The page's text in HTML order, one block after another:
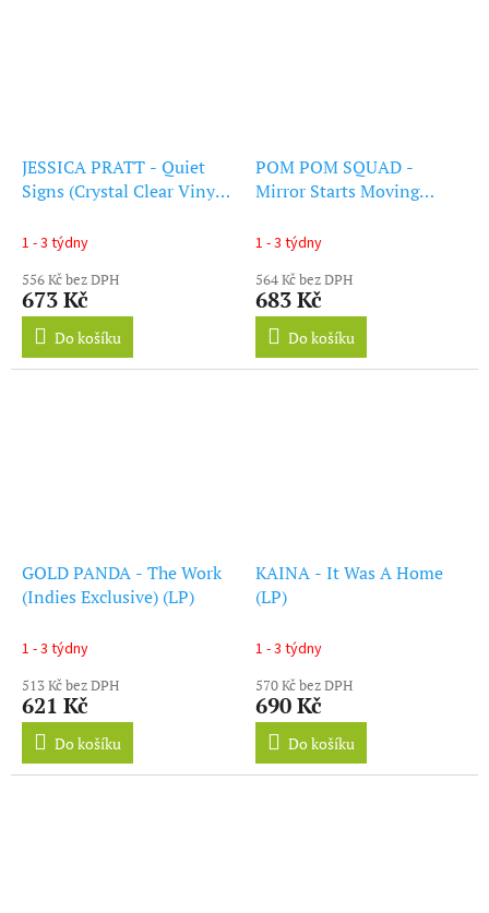
JESSICA PRATT - Quiet
Signs (Crystal Clear Vinyl)
1 - 3 týdny
556 Kč bez DPH
673 Kč
Do košíku
POM POM SQUAD -
Mirror Starts Moving
Vinyl) (LP)
1 - 3 týdny
564 Kč bez DPH
683 Kč
Do košíku
GOLD PANDA - The Work
(Indies Exclusive) (LP)
1 - 3 týdny
513 Kč bez DPH
621 Kč
Do košíku
KAINA - It Was A Home
(LP)
1 - 3 týdny
570 Kč bez DPH
690 Kč
Do košíku